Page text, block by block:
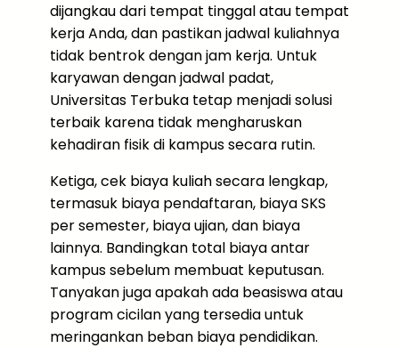
dijangkau dari tempat tinggal atau tempat
kerja Anda, dan pastikan jadwal kuliahnya
tidak bentrok dengan jam kerja. Untuk
karyawan dengan jadwal padat,
Universitas Terbuka tetap menjadi solusi
terbaik karena tidak mengharuskan
kehadiran fisik di kampus secara rutin.
Ketiga, cek biaya kuliah secara lengkap,
termasuk biaya pendaftaran, biaya SKS
per semester, biaya ujian, dan biaya
lainnya. Bandingkan total biaya antar
kampus sebelum membuat keputusan.
Tanyakan juga apakah ada beasiswa atau
program cicilan yang tersedia untuk
meringankan beban biaya pendidikan.